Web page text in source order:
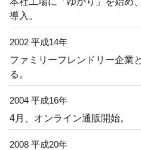
導入。
2002 平成14年
ファミリーフレンドリー企業
る。
2004 平成16年
4月、オンライン通販開始。
2008 平成20年